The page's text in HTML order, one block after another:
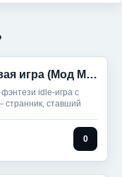
IDLE Берсерк : Ролевая игра (Мод Меню)
idle-игра с
странник, ставший
0